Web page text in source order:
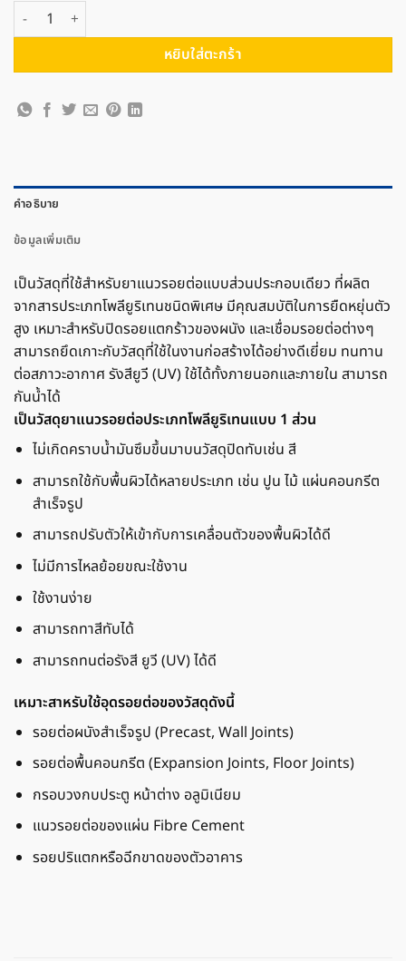
จำนวน TOA ทีโอเอ โพลียูริเทน ซีลแลนท์ ชิ้น
หยิบใส่ตะกร้า
คำอธิบาย
ข้อมูลเพิ่มเติม
เป็นวัสดุที่ใช้สำหรับยาแนวรอยต่อแบบส่วนประกอบเดียว ที่ผลิต
จากสารประเภทโพลียูริเทนชนิดพิเศษ มีคุณสมบัติในการยืดหยุ่นตัว
สูง เหมาะสำหรับปิดรอยแตกร้าวของผนัง และเชื่อมรอยต่อต่างๆ
สามารถยึดเกาะกับวัสดุที่ใช้ในงานก่อสร้างได้อย่างดีเยี่ยม ทนทาน
ต่อสภาวะอากาศ รังสียูวี (UV) ใช้ได้ทั้งภายนอกและภายใน สามารถ
กันน้ำได้
เป็นวัสดุยาแนวรอยต่อประเภทโพลียูริเทนแบบ 1 ส่วน
ไม่เกิดคราบน้ำมันซึมขึ้นมาบนวัสดุปิดทับเช่น สี
สามารถใช้กับพื้นผิวได้หลายประเภท เช่น ปูน ไม้ แผ่นคอนกรีต
สำเร็จรูป
สามารถปรับตัวให้เข้ากับการเคลื่อนตัวของพื้นผิวได้ดี
ไม่มีการไหลย้อยขณะใช้งาน
ใช้งานง่าย
สามารถทาสีทับได้
สามารถทนต่อรังสี ยูวี (UV) ได้ดี
เหมาะสาหรับใช้อุดรอยต่อของวัสดุดังนี้
รอยต่อผนังสำเร็จรูป (Precast, Wall Joints)
รอยต่อพื้นคอนกรีต (Expansion Joints, Floor Joints)
กรอบวงกบประตู หน้าต่าง อลูมิเนียม
แนวรอยต่อของแผ่น Fibre Cement
รอยปริแตกหรือฉีกขาดของตัวอาคาร